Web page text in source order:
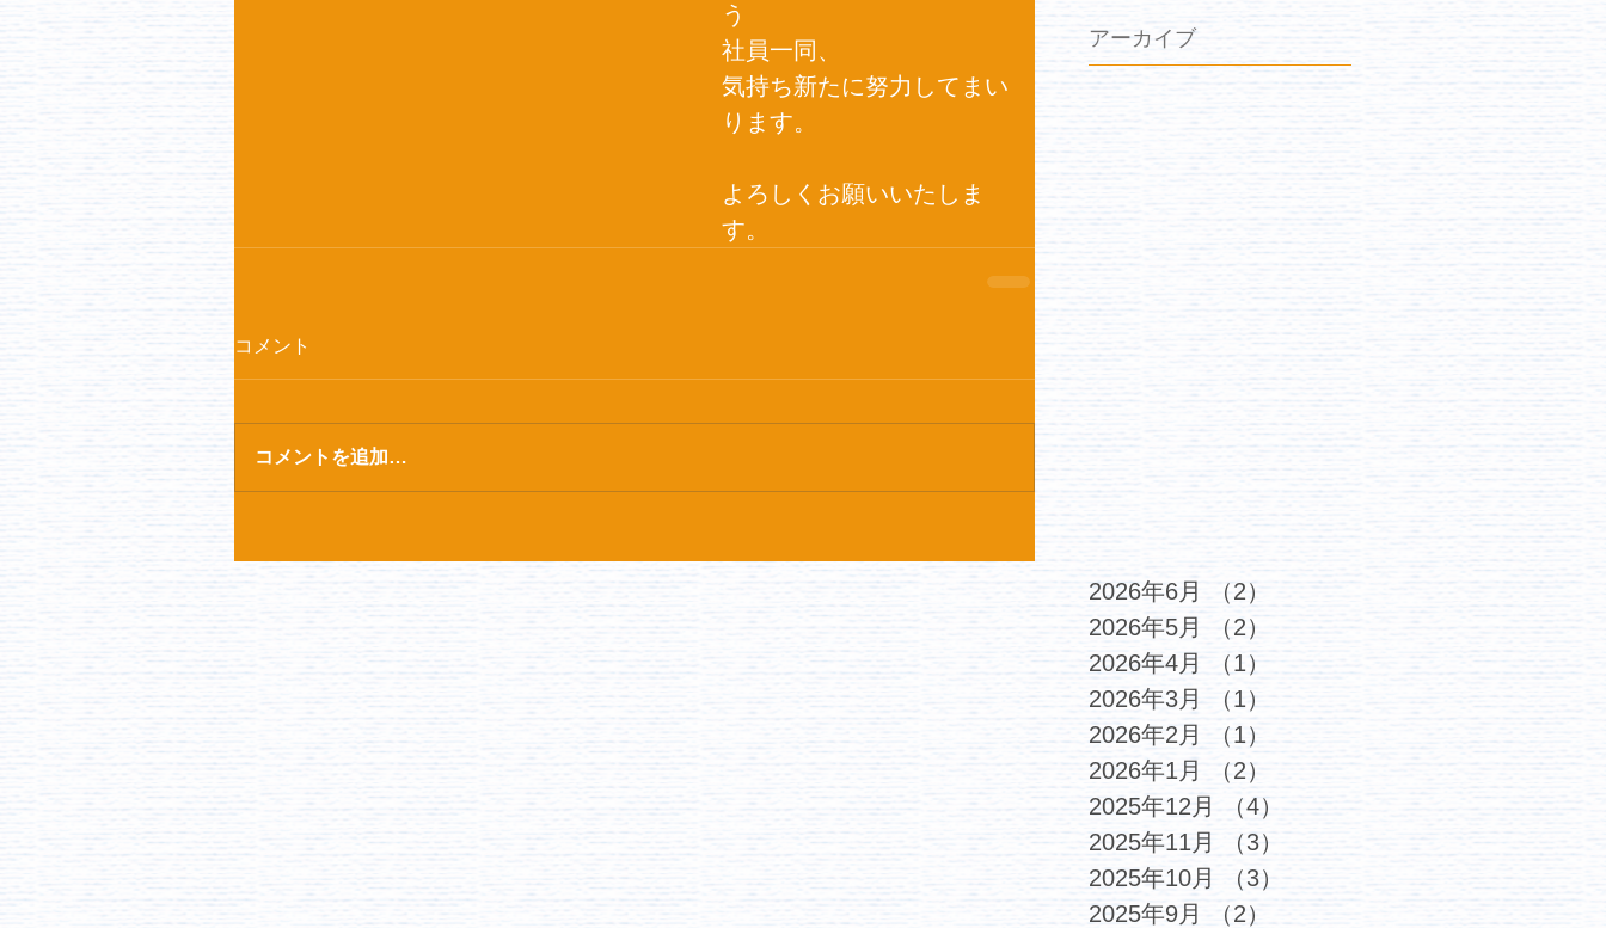
う
社員一同、
気持ち新たに努力してまい
ります。
よろしくお願いいたしま
す。
コメント
コメントを追加…
アーカイブ
2026年6月 （2）
2件の記事
2026年5月
（2）
2件の記事
2026年4月
（1） 1件の記事
2026年3月
（1）
1件の記事
2026年2月
（1）
2026年1月
（2）
2件の記事
2025年12月
（4）4件の記事
2025年11月
（3）3件の記事
2025年10月
（3）
3件の記事
2025年9月
（2）